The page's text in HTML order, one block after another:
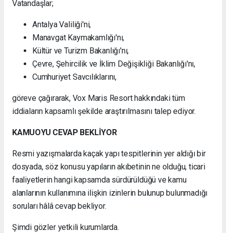
Vatandaşlar;
Antalya Valiliği'ni,
Manavgat Kaymakamlığı'nı,
Kültür ve Turizm Bakanlığı'nı,
Çevre, Şehircilik ve İklim Değişikliği Bakanlığı'nı,
Cumhuriyet Savcılıklarını,
göreve çağırarak, Vox Maris Resort hakkındaki tüm
iddiaların kapsamlı şekilde araştırılmasını talep ediyor.
KAMUOYU CEVAP BEKLİYOR
Resmi yazışmalarda kaçak yapı tespitlerinin yer aldığı bir
dosyada, söz konusu yapıların akıbetinin ne olduğu, ticari
faaliyetlerin hangi kapsamda sürdürüldüğü ve kamu
alanlarının kullanımına ilişkin izinlerin bulunup bulunmadığı
soruları hâlâ cevap bekliyor.
Şimdi gözler yetkili kurumlarda.